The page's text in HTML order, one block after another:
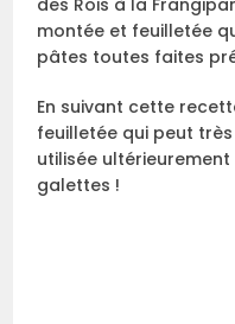
des Rois à la
montée et feuilletée
pâtes toutes faites
En suivant cette
feuilletée qui peut
utilisée
galettes !